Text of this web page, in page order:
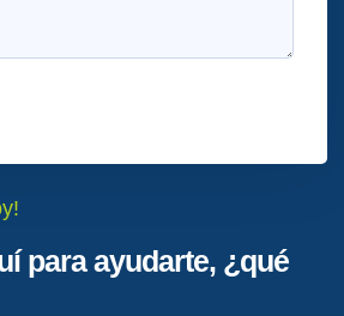
para ayudarte, ¿qué